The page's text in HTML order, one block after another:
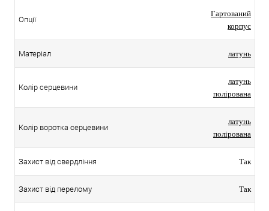
Опції
Гартований
корпус
Матеріал латунь
Колір серцевини
латунь
полірована
Колір воротка серцевини
латунь
полірована
Захист від свердління Так
Захист від перелому Так